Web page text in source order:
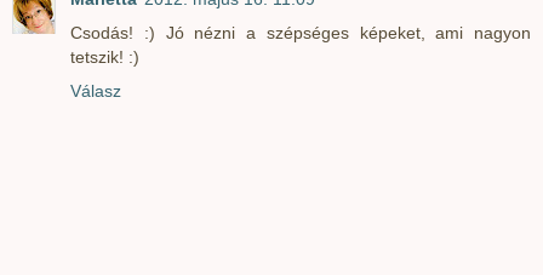
Csodás! :) Jó nézni a szépséges képeket, ami nagyon
tetszik! :)
Válasz